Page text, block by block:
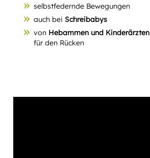
selbstfedernde Bewegungen
auch bei Schreibabys
von Hebammen und Kinderärzten
für den Rücken